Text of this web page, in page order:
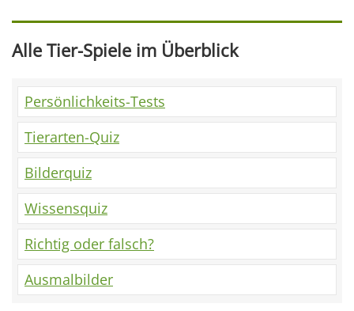
Alle Tier-Spiele im Überblick
Persönlichkeits-Tests
Tierarten-Quiz
Bilderquiz
Wissensquiz
Richtig oder falsch?
Ausmalbilder